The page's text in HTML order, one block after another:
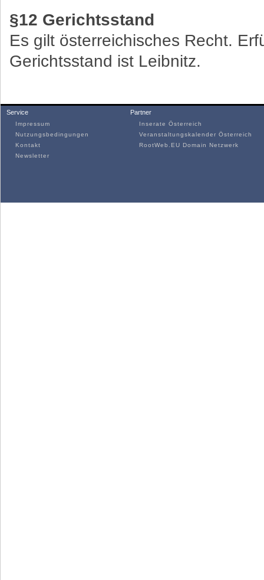
§12 Gerichtsstand
Es gilt österreichisches Recht.
Gerichtsstand ist Leibnitz.
Service
Impressum
Nutzungsbedingungen
Kontakt
Newsletter
Partner
Inserate Österreich
Veranstaltungskalender Österreich
RootWeb.EU Domain Netzwerk